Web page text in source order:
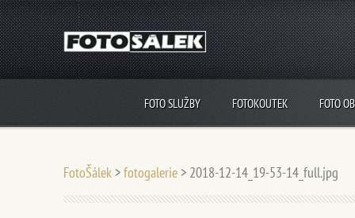
FOTO SLUŽBY FOTOKOUTEK FOTO
FotoŠálek >fotogalerie > 2018-12-14_19-53-14_full.jpg